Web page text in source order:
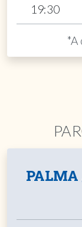
19:30
*A
PALMA